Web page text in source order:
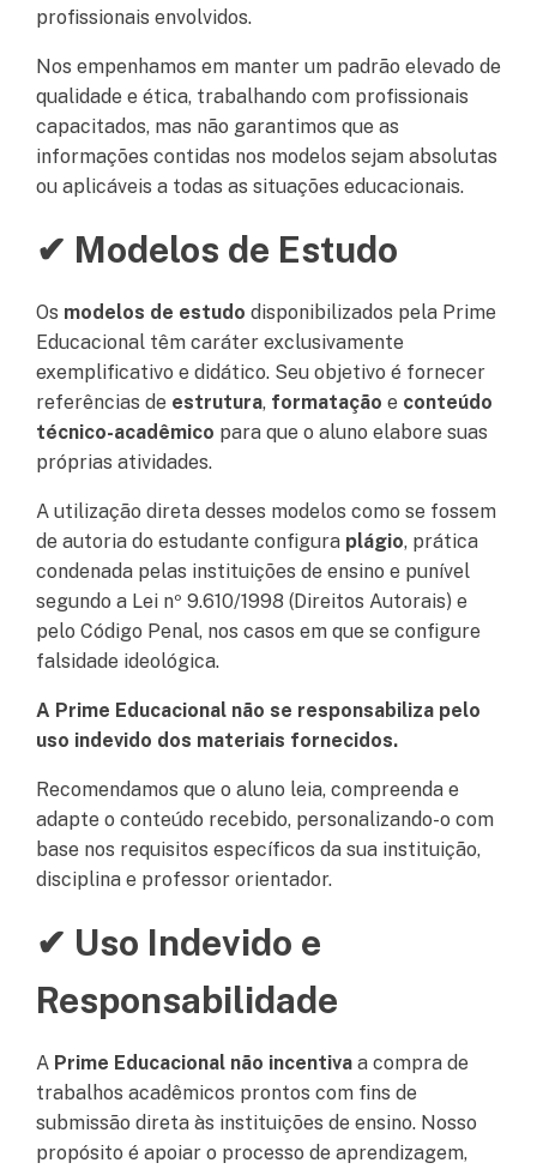
profissionais envolvidos.
Nos empenhamos em manter um padrão elevado de
qualidade e ética, trabalhando com profissionais
capacitados, mas não garantimos que as
informações contidas nos modelos sejam absolutas
ou aplicáveis a todas as situações educacionais.
✔ Modelos de Estudo
Os modelos de estudo disponibilizados pela Prime
Educacional têm caráter exclusivamente
exemplificativo e didático. Seu objetivo é fornecer
referências de estrutura, formatação e conteúdo
técnico-acadêmico para que o aluno elabore suas
próprias atividades.
A utilização direta desses modelos como se fossem
de autoria do estudante configura plágio, prática
condenada pelas instituições de ensino e punível
segundo a Lei nº 9.610/1998 (Direitos Autorais) e
pelo Código Penal, nos casos em que se configure
falsidade ideológica.
A Prime Educacional não se responsabiliza pelo
uso indevido dos materiais fornecidos.
Recomendamos que o aluno leia, compreenda e
adapte o conteúdo recebido, personalizando-o com
base nos requisitos específicos da sua instituição,
disciplina e professor orientador.
✔ Uso Indevido e
Responsabilidade
A Prime Educacional não incentiva a compra de
trabalhos acadêmicos prontos com fins de
submissão direta às instituições de ensino. Nosso
propósito é apoiar o processo de aprendizagem,